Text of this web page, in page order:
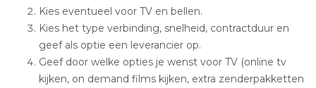
Kies eventueel voor TV en bellen.
Kies het type verbinding, snelheid, contractduur en
geef als optie een leverancier op.
Geef door welke opties je wenst voor TV (online tv
kijken, on demand films kijken, extra zenderpakketten